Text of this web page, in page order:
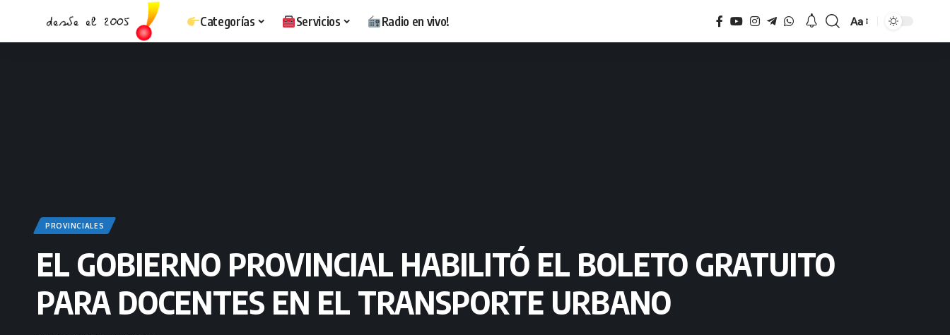
Categorías Servicios Radio en vivo!
Tamaño
Aa
PROVINCIALES
EL GOBIERNO PROVINCIAL HABILITÓ EL BOLETO GRATUITO
PARA DOCENTES EN EL TRANSPORTE URBANO